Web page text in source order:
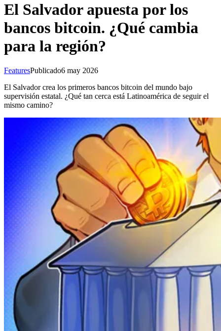
El Salvador apuesta por los
bancos bitcoin. ¿Qué cambia
para la región?
FeaturesPublicado6 may 2026
El Salvador crea los primeros bancos bitcoin del mundo bajo
supervisión estatal. ¿Qué tan cerca está Latinoamérica de seguir el
mismo camino?